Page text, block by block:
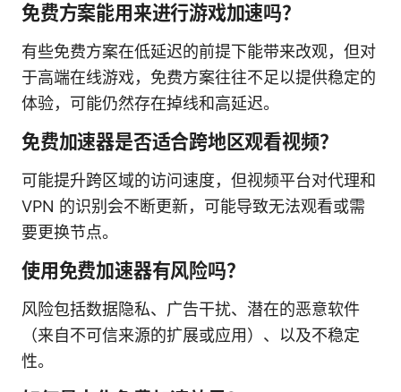
免费方案能用来进行游戏加速吗？
有些免费方案在低延迟的前提下能带来改观，但对
于高端在线游戏，免费方案往往不足以提供稳定的
体验，可能仍然存在掉线和高延迟。
免费加速器是否适合跨地区观看视频？
可能提升跨区域的访问速度，但视频平台对代理和
VPN 的识别会不断更新，可能导致无法观看或需
要更换节点。
使用免费加速器有风险吗？
风险包括数据隐私、广告干扰、潜在的恶意软件
（来自不可信来源的扩展或应用）、以及不稳定
性。